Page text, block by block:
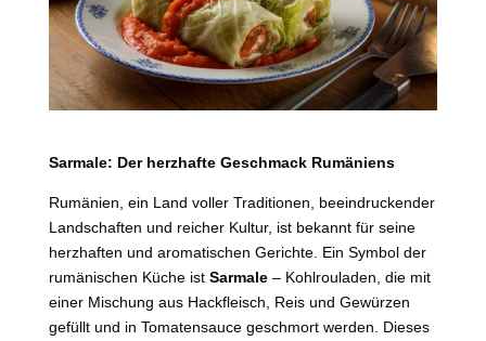
Sarmale: Der herzhafte Geschmack Rumäniens
Rumänien, ein Land voller Traditionen, beeindruckender
Landschaften und reicher Kultur, ist bekannt für seine
herzhaften und aromatischen Gerichte. Ein Symbol der
rumänischen Küche ist Sarmale– Kohlrouladen, die mit
einer Mischung aus Hackfleisch, Reis und Gewürzen
gefüllt und in Tomatensauce geschmort werden. Dieses